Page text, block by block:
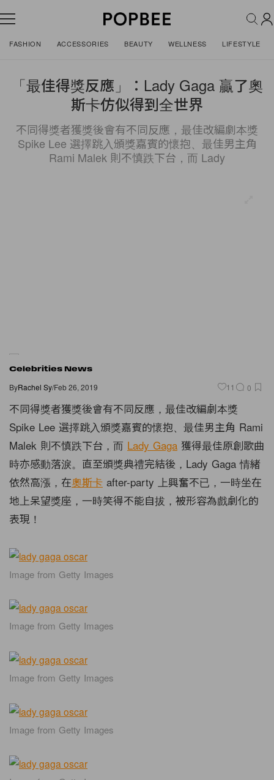
FASHION ACCESSORIES BEAUTY WELLNESS LIFESTYLE
「最佳得獎反應」：Lady Gaga 贏了奧
斯卡仿似得到全世界
不同得獎者獲獎後會有不同反應，最佳改編劇本獎
Spike Lee 選擇跳入頒獎嘉賓的懷抱、最佳男主角
Rami Malek 則不慎跌下台，而 Lady
Celebrities News
ByRachel Sy/Feb 26, 2019 11 0
不同得獎者獲獎後會有不同反應，最佳改編劇本獎
Spike Lee 選擇跳入頒獎嘉賓的懷抱、最佳男主角 Rami
Malek 則不慎跌下台，而 Lady Gaga 獲得最佳原創歌曲
時亦感動落淚。直至頒獎典禮完結後，Lady Gaga 情緒
依然高漲，在奧斯卡 after-party 上興奮不已，一時坐在
地上呆望獎座，一時笑得不能自拔，被形容為戲劇化的
表現！
Image from Getty Images
Image from Getty Images
Image from Getty Images
Image from Getty Images